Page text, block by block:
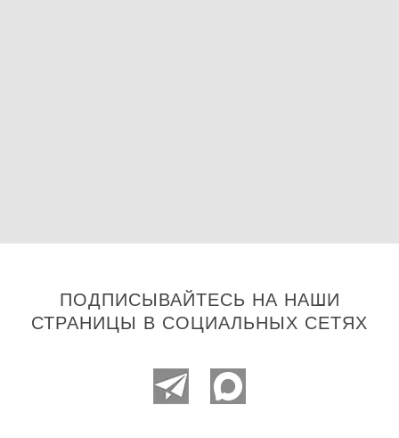
ПОДПИСЫВАЙТЕСЬ НА НАШИ
СТРАНИЦЫ В СОЦИАЛЬНЫХ СЕТЯХ